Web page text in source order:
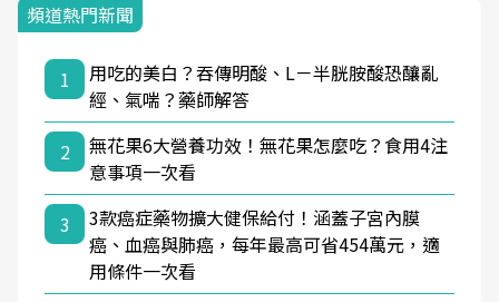
頻道熱門新聞
1
用吃的美白？吞傳明酸、L－半胱胺酸恐釀亂
經、氣喘？藥師解答
2
無花果6大營養功效！無花果怎麼吃？食用4注
意事項一次看
3
3款癌症藥物擴大健保給付！涵蓋子宮內膜
癌、血癌與肺癌，每年最高可省454萬元，適
用條件一次看